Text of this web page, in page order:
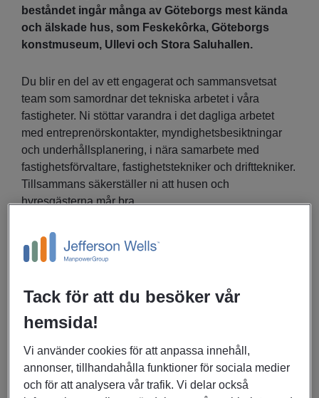
beståndet ingår många av Göteborgs mest kända
och älskade hus, som Feskekôrka, Göteborgs
konstmuseum, Ullevi och Stora Saluhallen.
Du blir en del av ett engagerat och sammansvetsat
team som samordnar det tekniska arbetet i våra
fastigheter. Ni stöttar varandra i det dagliga arbetet
med entreprenörskontakter, myndighetsbesiktningar
och underhållsplanering, i nära samarbete med
fastighetsförvaltare, fastighetstekniker och drifttekniker.
Tillsammans säkerställer ni att husen och
hyresgästerna mår bra.
Tack för att du besöker vår
hemsida!
Vi använder cookies för att anpassa innehåll,
annonser, tillhandahålla funktioner för sociala medier
och för att analysera vår trafik. Vi delar också